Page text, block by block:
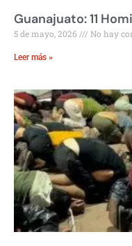
Guanajuato: 11
5 de mayo, 2026 No hay
Leer más »